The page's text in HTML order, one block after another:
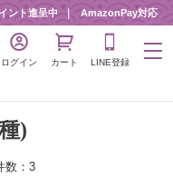
ント進呈中 AmazonPay対応
ログイン カート LINE登録
)
数：3